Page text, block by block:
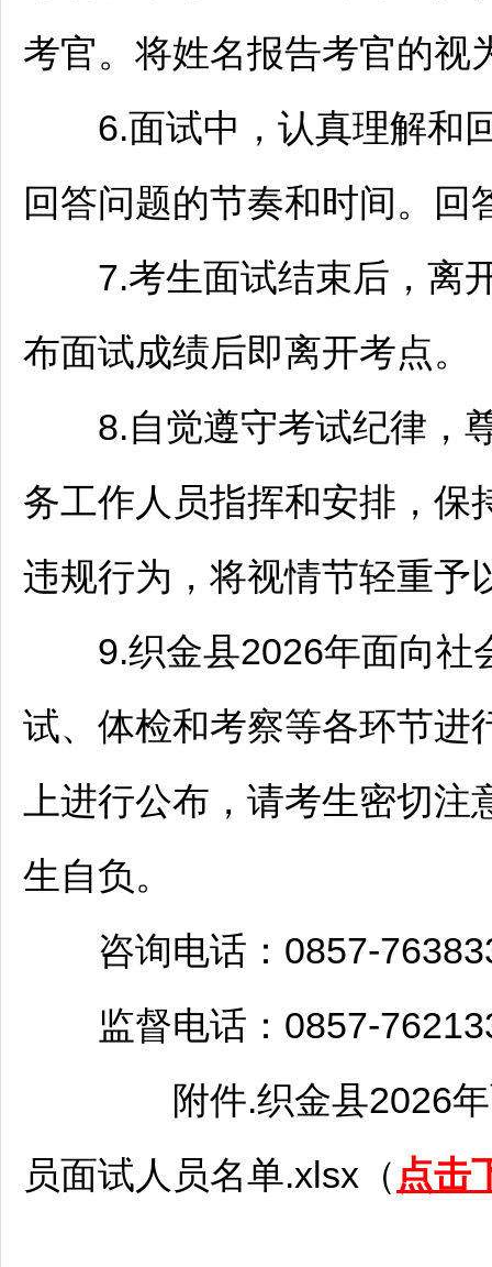
考官。将姓名报告考官的视
6.面试中，认真理解和回
回答问题的节奏和时间。回
7.考生面试结束后，离开
布面试成绩后即离开考点。
8.自觉遵守考试纪律，尊
务工作人员指挥和安排，保
违规行为，将视情节轻重予
9.织金县2026年面向社
试、体检和考察等各环节进
上进行公布，请考生密切
生自负。
咨询电话：0857-
监督电话：0857-
附件.织金县2026
员面试人员名单.xlsx（ 点击